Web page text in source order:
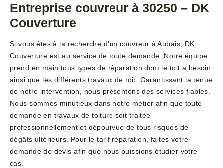
Entreprise couvreur à 30250 – DK
Couverture
Si vous êtes à la recherche d’un couvreur à Aubais, DK
Couverture est au service de toute demande. Notre équipe
prend en main tous types de réparation dont le toit a besoin
ainsi que les différents travaux de toit. Garantissant la tenue
de notre intervention, nous présentons des services fiables.
Nous sommes minutieux dans notre métier afin que toute
demande en travaux de toiture soit traitée
professionnellement et dépourvue de tous risques de
dégâts ultérieurs. Pour le tarif réparation, faites votre
demande de devis afin que nous puissions étudier votre
cas.